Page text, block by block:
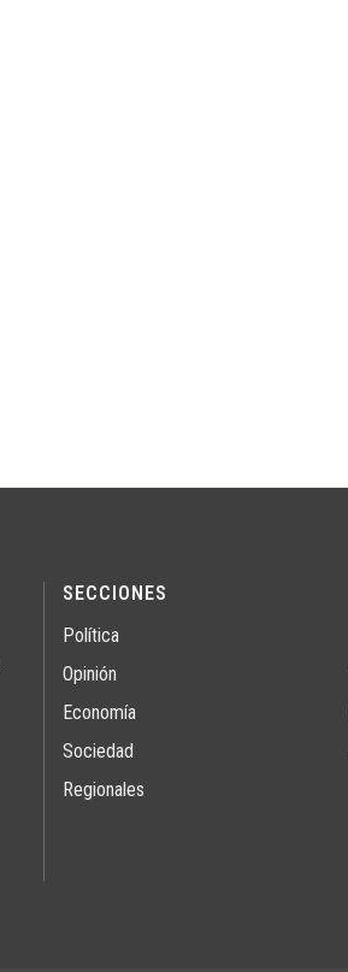
SECCIONES
Política
Opinión
Economía
Sociedad
Regionales